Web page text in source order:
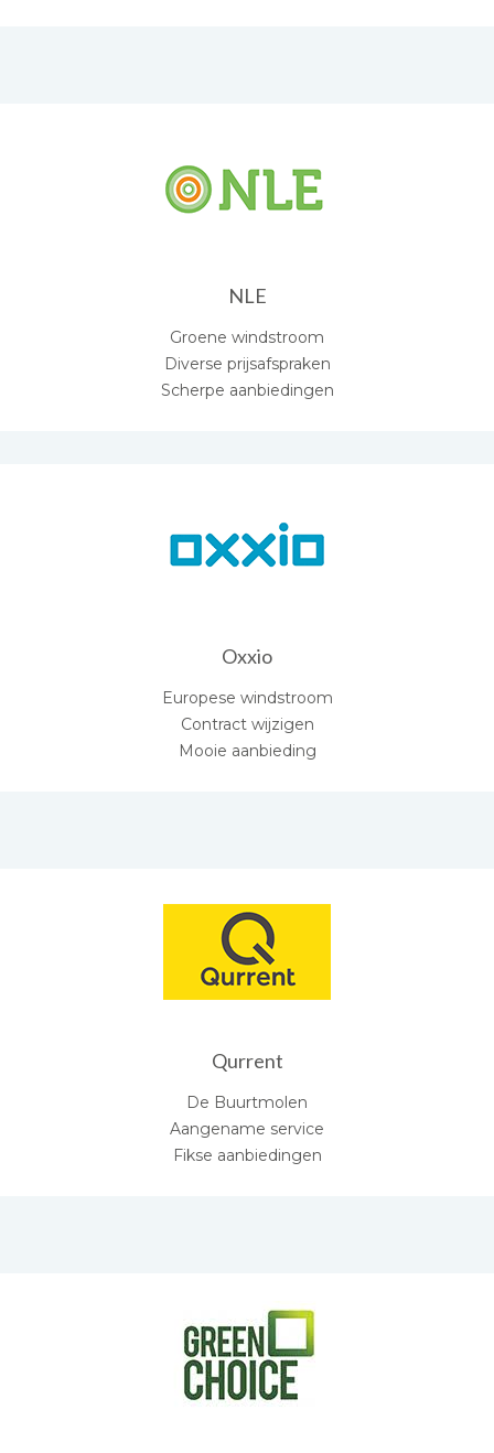
NLE
Groene windstroom
Diverse prijsafspraken
Scherpe aanbiedingen
Oxxio
Europese windstroom
Contract wijzigen
Mooie aanbieding
Qurrent
De Buurtmolen
Aangename service
Fikse aanbiedingen